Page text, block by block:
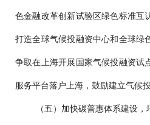
色金融改革创新试验区绿色标准互
打造全球气候投融资中心和全球绿
争取在上海开展国家气候投融资试
服务平台落户上海，鼓励建立气候投
（五）加快碳普惠体系建设